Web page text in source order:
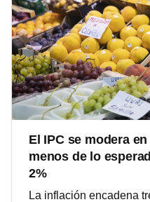
El IPC se modera
menos de lo
2%
La inflación encadena